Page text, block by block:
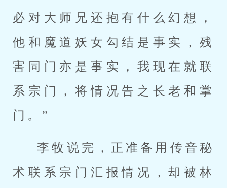
必对大师兄还抱有什么幻想，
他和魔道妖女勾结是事实，残
害同门亦是事实，我现在就联
系宗门，将情况告之长老和掌
门。”
李牧说完，正准备用传音秘
术联系宗门汇报情况，却被林